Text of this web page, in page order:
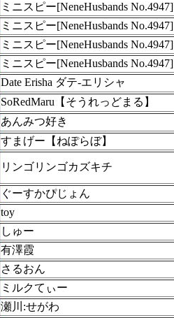
ミニスピー[NeneHusbands No.4947]
ミニスピー[NeneHusbands No.4947]
ミニスピー[NeneHusbands No.4947]
ミニスピー[NeneHusbands No.4947]
Date Erisha ダテ-エリシャ
SoRedMaru【そうれっどまる】
あんみつ好き
すまげー【ねぽらぼ】
リンゴリンゴカズキチ
ぐーすかぴじょん
toy
しゅー
有澤霞
さるおん
ミルクてぃー
瀬川:せがわ